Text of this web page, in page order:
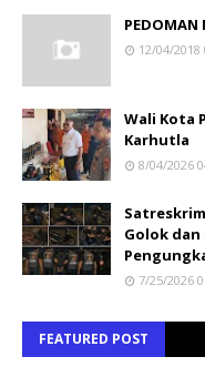
PEDOMAN
12/04/2018
Wali Kota
Karhutla
8/04/2026
Golok dan
7/25/2026
FEATURED POST